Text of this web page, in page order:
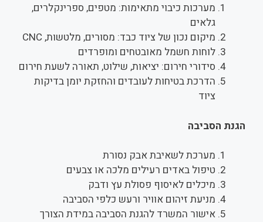
מערכות כיבוי מתאימות: מטפים, ספרינקלרים,
גלאים
מיקום נכון של ציוד כבד: מסורים, מלטשות, CNC
לוחות חשמל מאובטחים ומופרדים
סידורי חירום: יציאות, שילוט, תאורה לשעת חירום
הדרכת בטיחות לעובדים והחזקת יומן בדיקות
ציוד
הגנת הסביבה
מערכת לשאיבת אבק נסורת
טיפול באדים רעילים מלכה או צבעים
מיכלים לאיסוף פסולת עץ ודבק
מניעת זיהום אוויר ורעש כלפי הסביבה
אישור המשרד להגנת הסביבה במידת הצורך